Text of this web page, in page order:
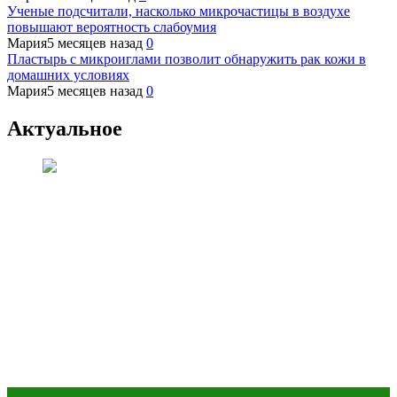
Ученые подсчитали, насколько микрочастицы в воздухе
повышают вероятность слабоумия
Мария5 месяцев назад 0
Пластырь с микроиглами позволит обнаружить рак кожи в
домашних условиях
Мария5 месяцев назад 0
Актуальное